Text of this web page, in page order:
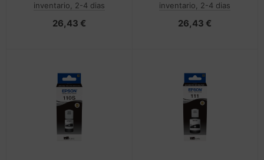
inventario, 2-4 dias
26,43 €
inventario, 2-4 dias
26,43 €